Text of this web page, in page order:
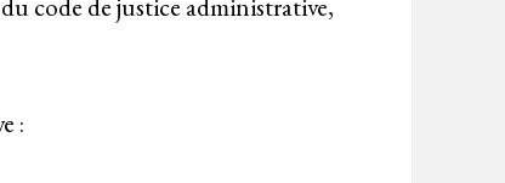
code de justice administrative,
: